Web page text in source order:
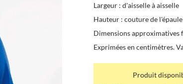
Largeur : d'aisselle à aisselle
Hauteur : couture de
Dimensions approximatives
Exprimées en centimètres.
Produit